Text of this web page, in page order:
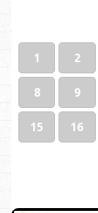
1 2
8 9
15 16